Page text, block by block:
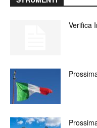
Verifica